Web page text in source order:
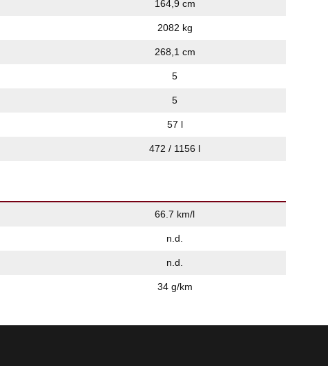
164,9 cm
2082 kg
268,1 cm
5
5
57 l
472 / 1156 l
66.7 km/l
n.d.
n.d.
34 g/km